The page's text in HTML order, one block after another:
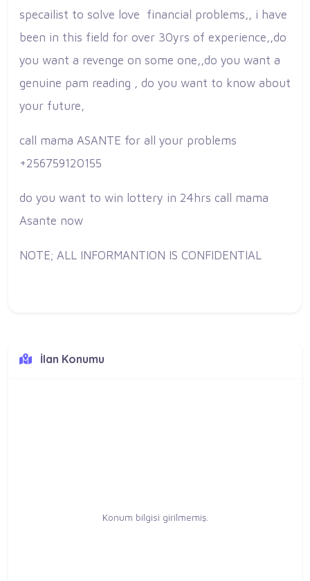
specailist to solve love financial problems,, i have
been in this field for over 30yrs of experience,,do
you want a revenge on some one,,do you want a
genuine pam reading , do you want to know about
your future,
call mama ASANTE for all your problems
+256759120155
do you want to win lottery in 24hrs call mama
Asante now
NOTE; ALL INFORMANTION IS CONFIDENTIAL
İlan Konumu
Konum bilgisi girilmemiş.